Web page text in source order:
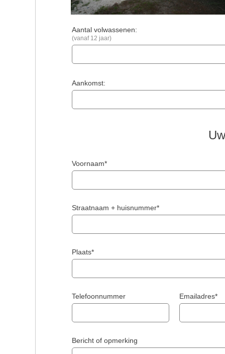
Aantal volwassenen:
(vanaf 12 jaar)
Aankomst:
Voornaam*
Straatnaam + huisnummer*
Plaats*
Telefoonnummer Emailadres*
Bericht of opmerking